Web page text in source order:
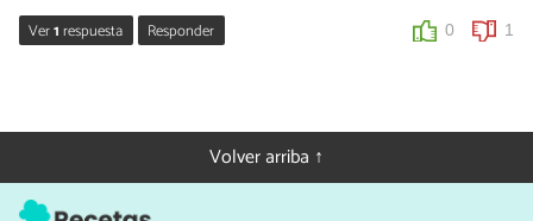
Ver1respuesta Responder 0 1
Pots comprar la carabassa torrada, però recorda que l’has de
deixar escórrer en un saquet de tela fina 24 hores, així no es
queda tan aigualida i es pot muntar millor a la cassola.
Volver arriba ↑